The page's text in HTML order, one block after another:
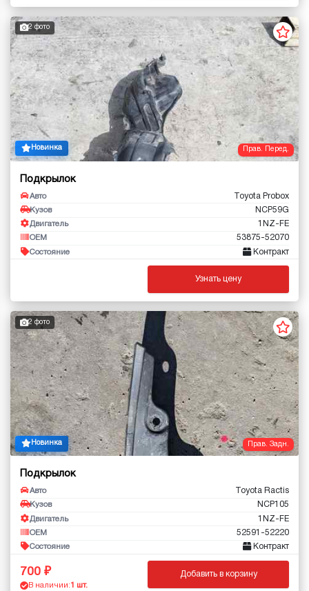
Прав. Перед.
2 фото
Новинка
Подкрылок
Авто Toyota Probox
Кузов NCP59G
Двигатель 1NZ-FE
OEM 53875-52070
Состояние Контракт
Узнать цену
Прав. Задн.
2 фото
Новинка
Подкрылок
Авто Toyota Ractis
Кузов NCP105
Двигатель 1NZ-FE
OEM 52591-52220
Состояние Контракт
700
В наличии: 1 шт.
Добавить в корзину